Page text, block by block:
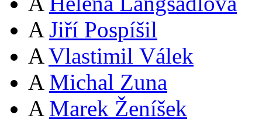
A Jiří Pospíšil
A Vlastimil Válek
A Michal Zuna
A Marek Ženíšek